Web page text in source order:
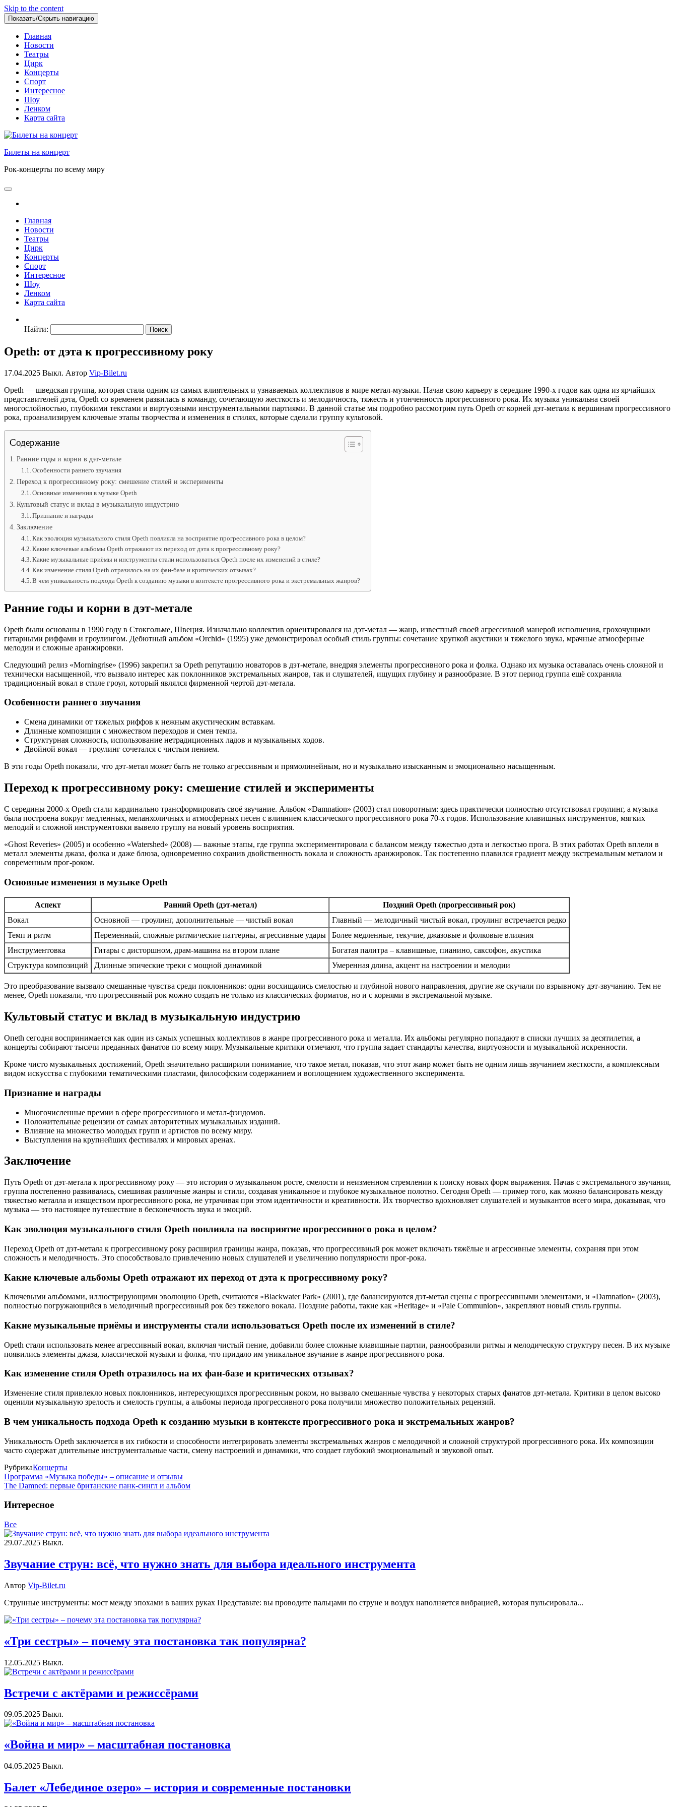
Skip to the content
Показать/Скрыть навигацию
Главная
Новости
Театры
Цирк
Концерты
Спорт
Интересное
Шоу
Ленком
Карта сайта
Билеты на концерт
Рок-концерты по всему миру
Главная
Новости
Театры
Цирк
Концерты
Спорт
Интересное
Шоу
Ленком
Карта сайта
Найти:
Opeth: от дэта к прогрессивному року
17.04.2025 Выкл. Автор Vip-Bilet.ru
Opeth — шведская группа, которая стала одним из самых влиятельных и узнаваемых коллективов в мире метал-музыки. Начав свою карьеру в середине 1990-х годов как одна из ярчайших
представителей дэта, Opeth со временем развилась в команду, сочетающую жесткость и мелодичность, тяжесть и утонченность прогрессивного рока. Их музыка уникальна своей
многослойностью, глубокими текстами и виртуозными инструментальными партиями. В данной статье мы подробно рассмотрим путь Opeth от корней дэт-метала к вершинам прогрессивного
рока, проанализируем ключевые этапы творчества и изменения в стилях, которые сделали группу культовой.
Содержание
Ранние годы и корни в дэт-метале
Особенности раннего звучания
Переход к прогрессивному року: смешение стилей и эксперименты
Основные изменения в музыке Opeth
Культовый статус и вклад в музыкальную индустрию
Признание и награды
Заключение
Как эволюция музыкального стиля Opeth повлияла на восприятие прогрессивного рока в целом?
Какие ключевые альбомы Opeth отражают их переход от дэта к прогрессивному року?
Какие музыкальные приёмы и инструменты стали использоваться Opeth после их изменений в стиле?
Как изменение стиля Opeth отразилось на их фан-базе и критических отзывах?
В чем уникальность подхода Opeth к созданию музыки в контексте прогрессивного рока и экстремальных жанров?
Ранние годы и корни в дэт-метале
Opeth были основаны в 1990 году в Стокгольме, Швеция. Изначально коллектив ориентировался на дэт-метал — жанр, известный своей агрессивной манерой исполнения, грохочущими
гитарными риффами и гроулингом. Дебютный альбом «Orchid» (1995) уже демонстрировал особый стиль группы: сочетание хрупкой акустики и тяжелого звука, мрачные атмосферные
мелодии и сложные аранжировки.
Следующий релиз «Morningrise» (1996) закрепил за Opeth репутацию новаторов в дэт-метале, внедряя элементы прогрессивного рока и фолка. Однако их музыка оставалась очень сложной и
технически насыщенной, что вызвало интерес как поклонников экстремальных жанров, так и слушателей, ищущих глубину и разнообразие. В этот период группа ещё сохраняла
традиционный вокал в стиле гроул, который являлся фирменной чертой дэт-метала.
Особенности раннего звучания
Смена динамики от тяжелых риффов к нежным акустическим вставкам.
Длинные композиции с множеством переходов и смен темпа.
Структурная сложность, использование нетрадиционных ладов и музыкальных ходов.
Двойной вокал — гроулинг сочетался с чистым пением.
В эти годы Opeth показали, что дэт-метал может быть не только агрессивным и прямолинейным, но и музыкально изысканным и эмоционально насыщенным.
Переход к прогрессивному року: смешение стилей и эксперименты
С середины 2000-х Opeth стали кардинально трансформировать своё звучание. Альбом «Damnation» (2003) стал поворотным: здесь практически полностью отсутствовал гроулинг, а музыка
была построена вокруг медленных, меланхоличных и атмосферных песен с влиянием классического прогрессивного рока 70-х годов. Использование клавишных инструментов, мягких
мелодий и сложной инструментовки вывело группу на новый уровень восприятия.
«Ghost Reveries» (2005) и особенно «Watershed» (2008) — важные этапы, где группа экспериментировала с балансом между тяжестью дэта и легкостью прога. В этих работах Opeth вплели в
металл элементы джаза, фолка и даже блюза, одновременно сохранив двойственность вокала и сложность аранжировок. Так постепенно плавился градиент между экстремальным металом и
современным прог-роком.
Основные изменения в музыке Opeth
Аспект Ранний Opeth (дэт-метал)
Поздний Opeth (прогрессивный рок)
Вокал
Основной — гроулинг, дополнительные — чистый вокал
Главный — мелодичный чистый вокал, гроулинг встречается редко
Темп и ритм
Переменный, сложные ритмические паттерны, агрессивные удары
Более медленные, текучие, джазовые и фолковые влияния
Инструментовка
Гитары с дисторшном, драм-машина на втором плане
Богатая палитра – клавишные, пианино, саксофон, акустика
Структура композиций
Длинные эпические треки с мощной динамикой Умеренная длина, акцент на настроении и мелодии
Это преобразование вызвало смешанные чувства среди поклонников: одни восхищались смелостью и глубиной нового направления, другие же скучали по взрывному дэт-звучанию. Тем не
менее, Opeth показали, что прогрессивный рок можно создать не только из классических форматов, но и с корнями в экстремальной музыке.
Культовый статус и вклад в музыкальную индустрию
Опeth сегодня воспринимается как один из самых успешных коллективов в жанре прогрессивного рока и металла. Их альбомы регулярно попадают в списки лучших за десятилетия, а
концерты собирают тысячи преданных фанатов по всему миру. Музыкальные критики отмечают, что группа задает стандарты качества, виртуозности и музыкальной искренности.
Кроме чисто музыкальных достижений, Opeth значительно расширили понимание, что такое метал, показав, что этот жанр может быть не одним лишь звучанием жесткости, а комплексным
видом искусства с глубокими тематическими пластами, философским содержанием и воплощением художественного эксперимента.
Признание и награды
Многочисленные премии в сфере прогрессивного и метал-фэндомов.
Положительные рецензии от самых авторитетных музыкальных изданий.
Влияние на множество молодых групп и артистов по всему миру.
Выступления на крупнейших фестивалях и мировых аренах.
Заключение
Путь Opeth от дэт-метала к прогрессивному року — это история о музыкальном росте, смелости и неизменном стремлении к поиску новых форм выражения. Начав с экстремального звучания,
группа постепенно развивалась, смешивая различные жанры и стили, создавая уникальное и глубокое музыкальное полотно. Сегодня Opeth — пример того, как можно балансировать между
тяжестью металла и изяществом прогрессивного рока, не утрачивая при этом идентичности и креативности. Их творчество вдохновляет слушателей и музыкантов всего мира, доказывая, что
музыка — это настоящее путешествие в бесконечность звука и эмоций.
Как эволюция музыкального стиля Opeth повлияла на восприятие прогрессивного рока в целом?
Переход Opeth от дэт-метала к прогрессивному року расширил границы жанра, показав, что прогрессивный рок может включать тяжёлые и агрессивные элементы, сохраняя при этом
сложность и мелодичность. Это способствовало привлечению новых слушателей и увеличению популярности прог-рока.
Какие ключевые альбомы Opeth отражают их переход от дэта к прогрессивному року?
Ключевыми альбомами, иллюстрирующими эволюцию Opeth, считаются «Blackwater Park» (2001), где балансируются дэт-метал сцены с прогрессивными элементами, и «Damnation» (2003),
полностью погружающийся в мелодичный прогрессивный рок без тяжелого вокала. Поздние работы, такие как «Heritage» и «Pale Communion», закрепляют новый стиль группы.
Какие музыкальные приёмы и инструменты стали использоваться Opeth после их изменений в стиле?
Opeth стали использовать менее агрессивный вокал, включая чистый пение, добавили более сложные клавишные партии, разнообразили ритмы и мелодическую структуру песен. В их музыке
появились элементы джаза, классической музыки и фолка, что придало им уникальное звучание в жанре прогрессивного рока.
Как изменение стиля Opeth отразилось на их фан-базе и критических отзывах?
Изменение стиля привлекло новых поклонников, интересующихся прогрессивным роком, но вызвало смешанные чувства у некоторых старых фанатов дэт-метала. Критики в целом высоко
оценили музыкальную зрелость и смелость группы, а альбомы периода прогрессивного рока получили множество положительных рецензий.
В чем уникальность подхода Opeth к созданию музыки в контексте прогрессивного рока и экстремальных жанров?
Уникальность Opeth заключается в их гибкости и способности интегрировать элементы экстремальных жанров с мелодичной и сложной структурой прогрессивного рока. Их композиции
часто содержат длительные инструментальные части, смену настроений и динамики, что создает глубокий эмоциональный и звуковой опыт.
РубрикаКонцерты
Программа «Музыка победы» – описание и отзывы
The Damned: первые британские панк-сингл и альбом
Интересное
Все
29.07.2025 Выкл.
Звучание струн: всё, что нужно знать для выбора идеального инструмента
Автор Vip-Bilet.ru
Струнные инструменты: мост между эпохами в ваших руках Представьте: вы проводите пальцами по струне и воздух наполняется вибрацией, которая пульсировала...
«Три сестры» – почему эта постановка так популярна?
12.05.2025 Выкл.
Встречи с актёрами и режиссёрами
09.05.2025 Выкл.
«Война и мир» – масштабная постановка
04.05.2025 Выкл.
Балет «Лебединое озеро» – история и современные постановки